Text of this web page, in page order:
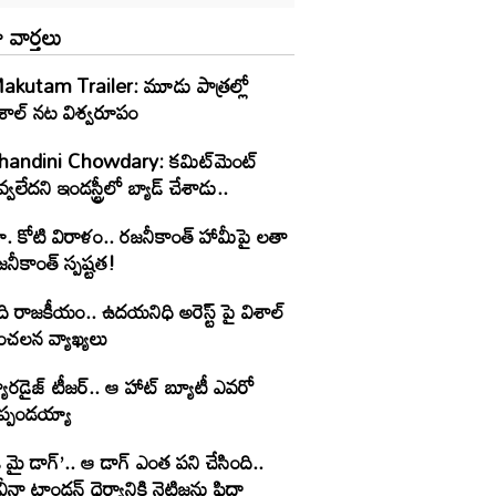
Trailer: మూడు పాత్రల్లో
నట విశ్వరూపం
Chowdary: కమిట్‌మెంట్
ఇండస్ట్రీలో బ్యాడ్ చేశాడు..
కోటి విరాళం.. రజనీకాంత్ హామీపై లతా
స్పష్టత!
రాజకీయం.. ఉదయనిధి అరెస్ట్ పై విశాల్
వ్యాఖ్యలు
టీజర్.. ఆ హాట్ బ్యూటీ ఎవరో
మై డాగ్’.. ఆ డాగ్ ఎంత పని చేసింది..